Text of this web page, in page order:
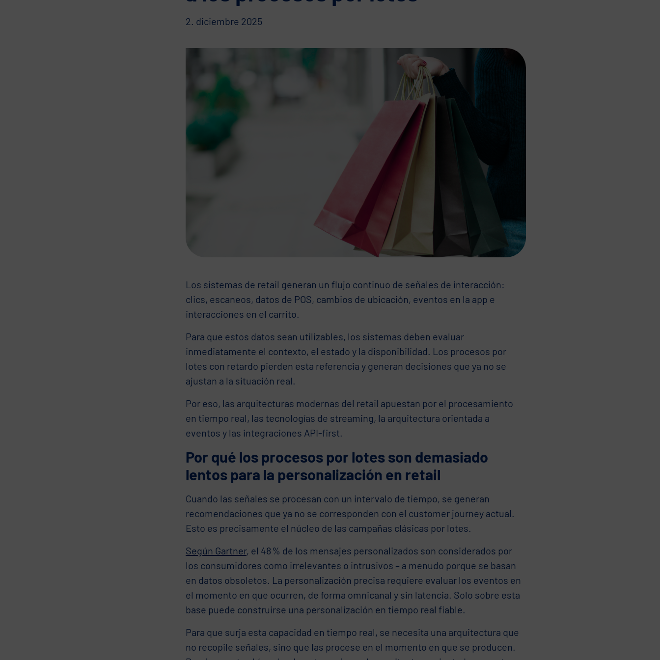
2. diciembre 2025
Los sistemas de retail generan un flujo continuo de señales de interacción:
clics, escaneos, datos de POS, cambios de ubicación, eventos en la app e
interacciones en el carrito.
Para que estos datos sean utilizables, los sistemas deben evaluar
inmediatamente el contexto, el estado y la disponibilidad. Los procesos por
lotes con retardo pierden esta referencia y generan decisiones que ya no se
ajustan a la situación real.
Por eso, las arquitecturas modernas del retail apuestan por el procesamiento
en tiempo real, las tecnologías de streaming, la arquitectura orientada a
eventos y las integraciones API-first.
Por qué los procesos por lotes son demasiado
lentos para la personalización en retail
Cuando las señales se procesan con un intervalo de tiempo, se generan
recomendaciones que ya no se corresponden con el customer journey actual.
Esto es precisamente el núcleo de las campañas clásicas por lotes.
Según Gartner, el 48 % de los mensajes personalizados son considerados por
los consumidores como irrelevantes o intrusivos – a menudo porque se basan
en datos obsoletos. La personalización precisa requiere evaluar los eventos en
el momento en que ocurren, de forma omnicanal y sin latencia. Solo sobre esta
base puede construirse una personalización en tiempo real fiable.
Para que surja esta capacidad en tiempo real, se necesita una arquitectura que
no recopile señales, sino que las procese en el momento en que se producen.